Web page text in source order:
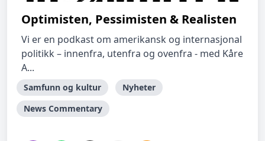
Optimisten, Pessimisten & Realisten
Vi er en podkast om amerikansk og internasjonal
politikk – innenfra, utenfra og ovenfra - med Kåre
A...
Samfunn og kultur
Nyheter
News Commentary